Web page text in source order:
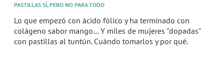
PASTILLAS SÍ, PERO NO PARA TODO
Lo que empezó con ácido fólico y ha terminado con
colágeno sabor mango… Y miles de mujeres "dopadas"
con pastillas al tuntún. Cuándo tomarlos y por qué.